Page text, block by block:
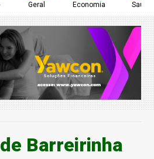
Geral Economia Saúde
Barreirinha